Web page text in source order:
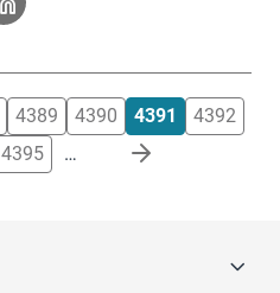
4389 4390 4391
4392
4395 …